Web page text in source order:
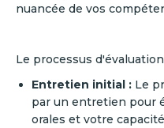
nuancée de vos
Le processus
Entretien initial : Le
par un entretien pour
orales et votre